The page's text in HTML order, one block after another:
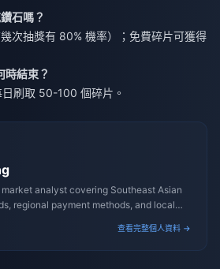
石嗎？
次抽獎有 80% 機率）；免費碎片可獲得
時結束？
刷取 50-100 個碎片。
market analyst covering Southeast Asian
regional payment methods, and local
查看完整個人資料 →